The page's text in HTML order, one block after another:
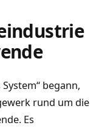
begann,
rund um die
Es